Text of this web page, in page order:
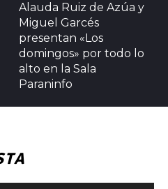
Alauda Ruiz de Azúa y
Miguel Garcés
presentan «Los
domingos» por todo lo
alto en la Sala
Paraninfo